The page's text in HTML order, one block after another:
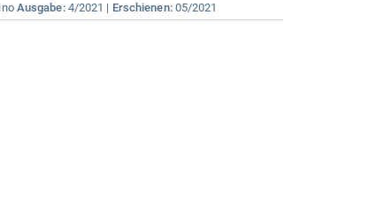
Ausgabe: 4/2021 Erschienen:05/2021